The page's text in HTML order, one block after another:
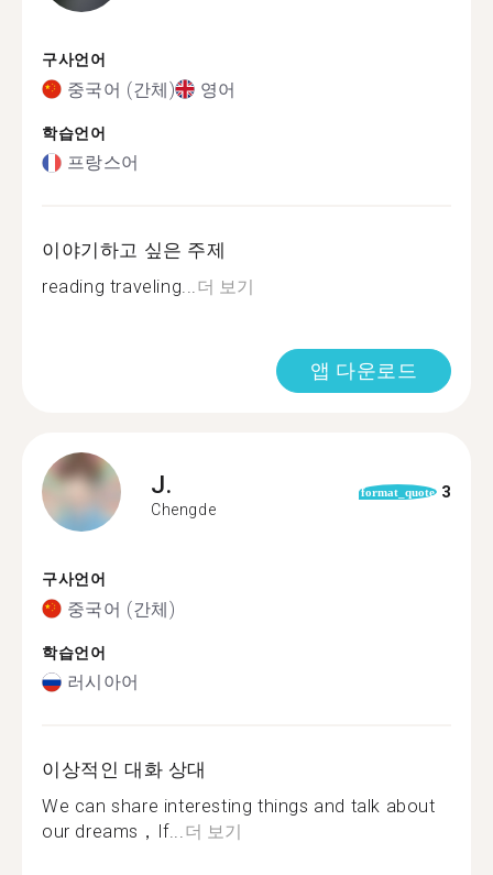
구사언어
중국어 (간체) 영어
학습언어
프랑스어
이야기하고 싶은 주제
reading traveling...더 보기
앱 다운로드
J.
Chengde
format_quote 3
구사언어
중국어 (간체)
학습언어
러시아어
이상적인 대화 상대
We can share interesting things and talk about
our dreams，If...더 보기